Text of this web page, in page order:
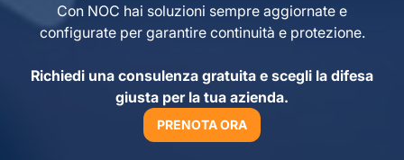
Con NOC hai soluzioni sempre aggiornate e
configurate per garantire continuità e protezione.
Richiedi una consulenza gratuita e scegli la difesa
giusta per la tua azienda.
PRENOTA ORA